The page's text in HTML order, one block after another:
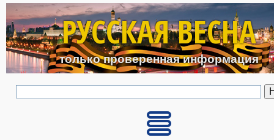
Перейти к основному
РУССКАЯ ВЕСНА
только проверенная информация